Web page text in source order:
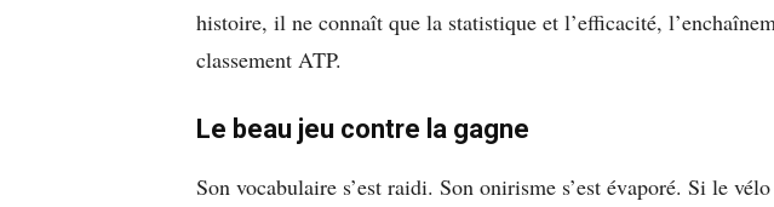
histoire, il ne connaît que la statistique et l’efficacité,
classement ATP.
Le beau jeu contre la gagne
Son vocabulaire s’est raidi. Son onirisme s’est évaporé. Si le